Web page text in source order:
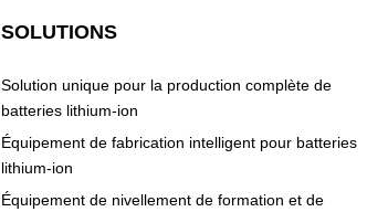
SOLUTIONS
Solution unique pour la production complète de
batteries lithium-ion
Équipement de fabrication intelligent pour batteries
lithium-ion
Équipement de nivellement de formation et de